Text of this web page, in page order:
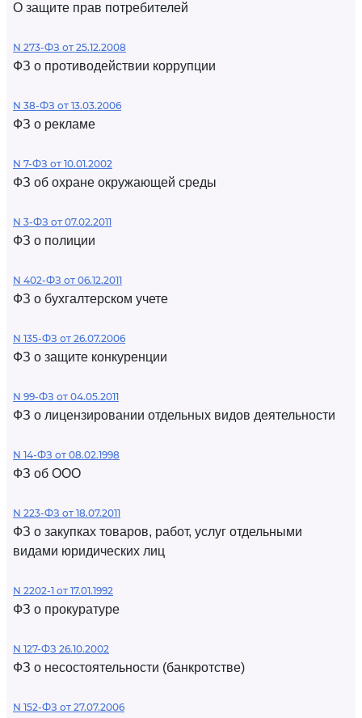
О защите прав потребителей
N 273-ФЗ от 25.12.2008
ФЗ о противодействии коррупции
N 38-ФЗ от 13.03.2006
ФЗ о рекламе
N 7-ФЗ от 10.01.2002
ФЗ об охране окружающей среды
N 3-ФЗ от 07.02.2011
ФЗ о полиции
N 402-ФЗ от 06.12.2011
ФЗ о бухгалтерском учете
N 135-ФЗ от 26.07.2006
ФЗ о защите конкуренции
N 99-ФЗ от 04.05.2011
ФЗ о лицензировании отдельных видов деятельности
N 14-ФЗ от 08.02.1998
ФЗ об ООО
N 223-ФЗ от 18.07.2011
ФЗ о закупках товаров, работ, услуг отдельными
видами юридических лиц
N 2202-1 от 17.01.1992
ФЗ о прокуратуре
N 127-ФЗ 26.10.2002
ФЗ о несостоятельности (банкротстве)
N 152-ФЗ от 27.07.2006